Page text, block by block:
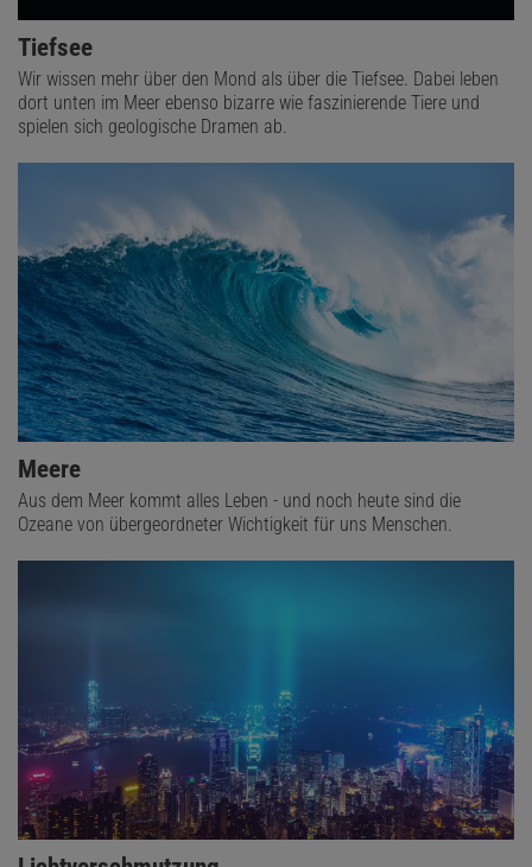
Tiefsee
Wir wissen mehr über den Mond als über die Tiefsee. Dabei leben
dort unten im Meer ebenso bizarre wie faszinierende Tiere und
spielen sich geologische Dramen ab.
Meere
Aus dem Meer kommt alles Leben - und noch heute sind die
Ozeane von übergeordneter Wichtigkeit für uns Menschen.